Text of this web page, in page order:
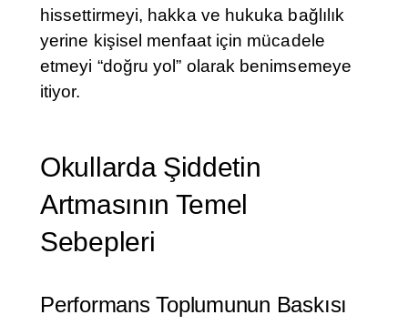
hissettirmeyi, hakka ve hukuka bağlılık
yerine kişisel menfaat için mücadele
etmeyi “doğru yol” olarak benimsemeye
itiyor.
Okullarda Şiddetin
Artmasının Temel
Sebepleri
Performans Toplumunun Baskısı